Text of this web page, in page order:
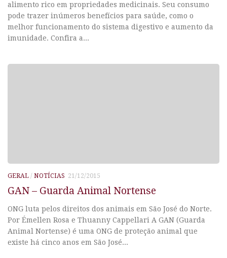
alimento rico em propriedades medicinais. Seu consumo
pode trazer inúmeros benefícios para saúde, como o
melhor funcionamento do sistema digestivo e aumento da
imunidade. Confira a...
GERAL / NOTÍCIAS 21/12/2015
GAN – Guarda Animal Nortense
ONG luta pelos direitos dos animais em São José do Norte.
Por Émellen Rosa e Thuanny Cappellari A GAN (Guarda
Animal Nortense) é uma ONG de proteção animal que
existe há cinco anos em São José...